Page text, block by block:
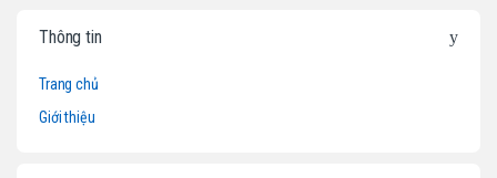
Thông tin
Trang chủ
Giới thiệu